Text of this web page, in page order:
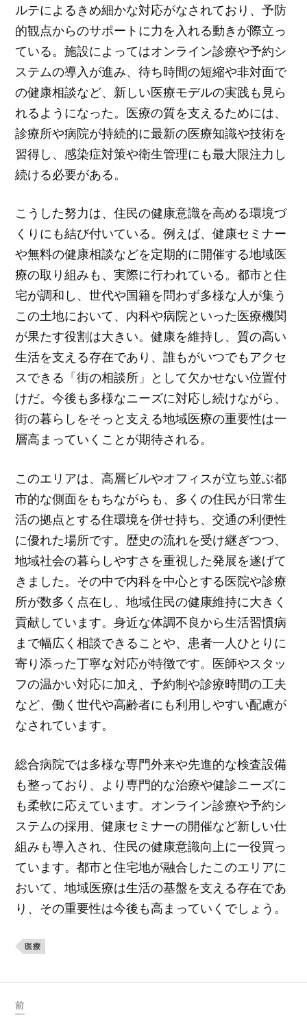
ルテによるきめ細かな対応がなされており、予防
的観点からのサポートに力を入れる動きが際立っ
ている。施設によってはオンライン診療や予約シ
ステムの導入が進み、待ち時間の短縮や非対面で
の健康相談など、新しい医療モデルの実践も見ら
れるようになった。医療の質を支えるためには、
診療所や病院が持続的に最新の医療知識や技術を
習得し、感染症対策や衛生管理にも最大限注力し
続ける必要がある。
こうした努力は、住民の健康意識を高める環境づ
くりにも結び付いている。例えば、健康セミナー
や無料の健康相談などを定期的に開催する地域医
療の取り組みも、実際に行われている。都市と住
宅が調和し、世代や国籍を問わず多様な人が集う
この土地において、内科や病院といった医療機関
が果たす役割は大きい。健康を維持し、質の高い
生活を支える存在であり、誰もがいつでもアクセ
スできる「街の相談所」として欠かせない位置付
けだ。今後も多様なニーズに対応し続けながら、
街の暮らしをそっと支える地域医療の重要性は一
層高まっていくことが期待される。
このエリアは、高層ビルやオフィスが立ち並ぶ都
市的な側面をもちながらも、多くの住民が日常生
活の拠点とする住環境を併せ持ち、交通の利便性
に優れた場所です。歴史の流れを受け継ぎつつ、
地域社会の暮らしやすさを重視した発展を遂げて
きました。その中で内科を中心とする医院や診療
所が数多く点在し、地域住民の健康維持に大きく
貢献しています。身近な体調不良から生活習慣病
まで幅広く相談できることや、患者一人ひとりに
寄り添った丁寧な対応が特徴です。医師やスタッ
フの温かい対応に加え、予約制や診療時間の工夫
など、働く世代や高齢者にも利用しやすい配慮が
なされています。
総合病院では多様な専門外来や先進的な検査設備
も整っており、より専門的な治療や健診ニーズに
も柔軟に応えています。オンライン診療や予約シ
ステムの採用、健康セミナーの開催など新しい仕
組みも導入され、住民の健康意識向上に一役買っ
ています。都市と住宅地が融合したこのエリアに
おいて、地域医療は生活の基盤を支える存在であ
り、その重要性は今後も高まっていくでしょう。
医療
前